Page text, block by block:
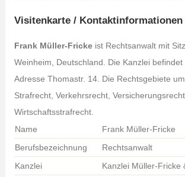
Visitenkarte / Kontaktinformationen
Frank Müller-Frickeist Rechtsanwalt mit
Weinheim, Deutschland. Die Kanzlei
Adresse Thomastr. 14. Die Rechtsgebiete
Strafrecht, Verkehrsrecht,
Wirtschaftsstrafrecht.
Name
Frank Müller-Fricke
Berufsbezeichnung
Rechtsanwalt
Kanzlei
Kanzlei Müller-Fricke